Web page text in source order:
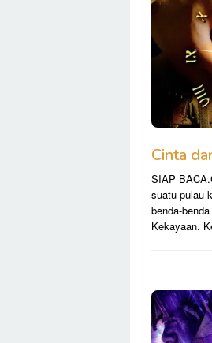
Cinta
SIAP
suatu pulau
benda-
Kekayaan.